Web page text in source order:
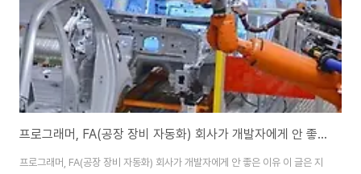
프로그래머, FA(공장 장비 자동화) 회사가 개발자에게 안 좋은 이유
프로그래머, FA(공장 장비 자동화) 회사가 개발자에게 안 좋은 이유 이 글은 지